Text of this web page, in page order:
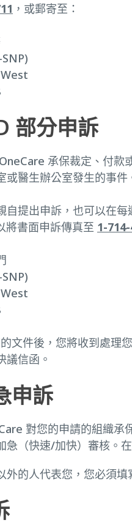
，或郵寄至：
部分申訴
承保裁定、付款
或醫生辦公室發生的事件
自提出申訴，也可以在
將書面申訴傳真至 1-
文件後，您將收到處理
議信函。
申訴
對您的申請的組織承
急（快速/加快）審核。
外的人代表您，您必須填